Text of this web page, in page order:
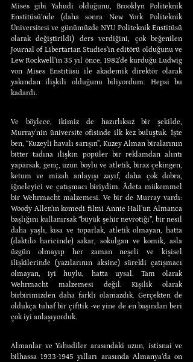
Mises gibi Yahudi olduğunu, Brooklyn Politeknik
Enstitüsü’nde (daha sonra New York Politeknik
Üniversitesi ve günümüzde NYU Politeknik Enstitüsü
olarak değiştirildi) ders verdiğini, çok beğenilen
Journal of Libertarian Studies’in editörü olduğunu ve
Lew Rockwell’in 35 yıl önce, 1982’de kurduğu Ludwig
von Mises Enstitüsü ile akademik direktör olarak
yakından ilişkili olduğunu biliyordum. Hepsi bu
kadardı.
Ve böylece, ikimiz de hazırlıksız bir şekilde,
Murray’nin üniversite ofisinde ilk kez buluştuk. İşte
ben, “Kuzeyli havalı sarışın”, Kuzey Alman biralarının
bitter tadına ilişkin popüler bir reklamdan alıntı
yaparsak, genç, uzun boylu ve atletik, biraz çekingen,
ketum ve mizah anlayışı zayıf, daha çok dobra,
iğneleyici ve çatışmacı biriydim. Âdeta mükemmel
bir Wehrmacht malzemesi. Ve bir de Murray vardı:
Woody Allen’ın komedi filmi Annie Hall’un Almanca
başlığını kullanırsak “büyük şehir nevrotiği”, bir nesil
daha yaşlı, kısa ve toparlak, atletik olmayan, hatta
(daktilo haricinde) sakar, sokulgan ve komik, asla
üzgün olmayıp her zaman neşeli ve kişisel
ilişkilerinde (yazılarının aksine) sürekli çatışmacı
olmayan, iyi huylu, hatta uysal. Tam olarak
Wehrmacht malzemesi değil. Kişilik olarak
birbirimizden daha farklı olamazdık. Gerçekten de
oldukça tuhaf bir çifttik -ve yine de en başından beri
çok iyi anlaşıyorduk.
Almanlar ve Yahudiler arasındaki uzun, istisnai ve
bilhassa 1933-1945 yılları arasında Almanya’da on